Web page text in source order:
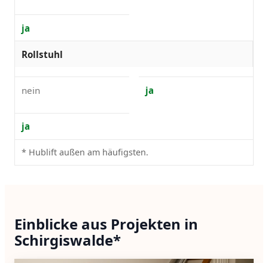
ja
Rollstuhl
nein ja
ja
* Hublift außen am häufigsten.
Einblicke aus Projekten in
Schirgiswalde*